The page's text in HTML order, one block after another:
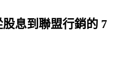
息到聯盟行銷的 7